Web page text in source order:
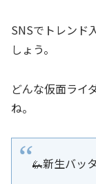
SNSでトレンド
しょう。
どんな仮面ライ
ね。
🦗新生バッタ